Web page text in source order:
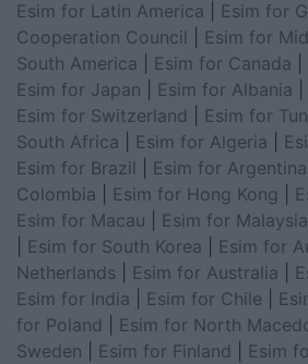
Esim for Latin America
Esim for
Cooperation Council
Esim for
South America
Esim for Canada
Esim for Japan
Esim for Albania
Esim for Switzerland
Esim for
South Africa
Esim for Algeria
Esim for Brazil
Esim for Argentina
Colombia
Esim for Hong Kong
Esim for Macau
Esim for Malaysia
Esim for South Korea Esim for
Netherlands
Esim for Australia
Esim for India
Esim for Chile
for Poland
Esim for North
Sweden
Esim for Finland Esim